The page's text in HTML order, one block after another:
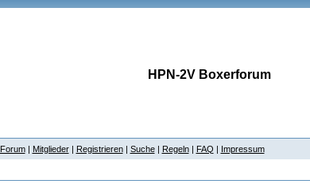
HPN-2V Boxerforum
Forum| Mitglieder| Registrieren| Suche| Regeln| FAQ | Impressum